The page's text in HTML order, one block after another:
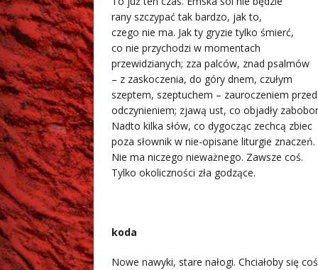
rany szczypać tak bardzo, jak to,
czego nie ma. Jak ty gryzie tylko śmierć,
co nie przychodzi w momentach
przewidzianych; zza palców, znad psalmów
– z zaskoczenia, do góry dnem, czułym
szeptem, szeptuchem – zauroczeniem przed
odczynieniem; zjawą ust, co objadły
Nadto kilka słów, co dygocząc zechcą zbiec
poza słownik w nie-opisane liturgie znaczeń.
Nie ma niczego nieważnego. Zawsze coś.
Tylko okoliczności zła godzące.
koda
Nowe nawyki, stare nałogi. Chciałoby się coś